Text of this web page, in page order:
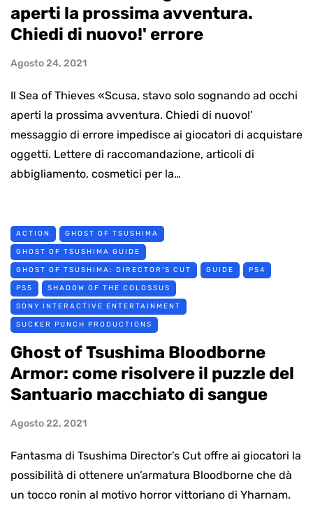
aperti la prossima avventura.
Chiedi di nuovo!' errore
Agosto 24, 2021
Il Sea of ​​Thieves «Scusa, stavo solo sognando ad occhi
aperti la prossima avventura. Chiedi di nuovo!’
messaggio di errore impedisce ai giocatori di acquistare
oggetti. Lettere di raccomandazione, articoli di
abbigliamento, cosmetici per la…
ACTION GHOST OF TSUSHIMA
GHOST OF TSUSHIMA GUIDE
GHOST OF TSUSHIMA: DIRECTOR'S CUT GUIDE PS4
PS5 SHADOW OF THE COLOSSUS
SONY INTERACTIVE ENTERTAINMENT
SUCKER PUNCH PRODUCTIONS
Ghost of Tsushima Bloodborne
Armor: come risolvere il puzzle del
Santuario macchiato di sangue
Agosto 22, 2021
Fantasma di Tsushima Director’s Cut offre ai giocatori la
possibilità di ottenere un’armatura Bloodborne che dà
un tocco ronin al motivo horror vittoriano di Yharnam.